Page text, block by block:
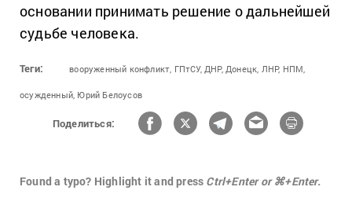
основании принимать решение о дальнейшей
судьбе человека.
Теги: вооруженный конфликт, ГПтСУ, ДНР, Донецк, ЛНР, НПМ,
осужденный, Юрий Белоусов
Поделиться:
Found a typo? Highlight it and press Ctrl+Enter or ⌘+Enter.